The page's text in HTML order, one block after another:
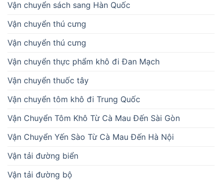
Vận chuyển sách sang Hàn Quốc
Vận chuyển thú cưng
Vận chuyển thú cưng
Vận chuyển thực phẩm khô đi Đan Mạch
Vận chuyển thuốc tây
Vận chuyển tôm khô đi Trung Quốc
Vận Chuyển Tôm Khô Từ Cà Mau Đến Sài Gòn
Vận Chuyển Yến Sào Từ Cà Mau Đến Hà Nội
Vận tải đường biển
Vận tải đường bộ